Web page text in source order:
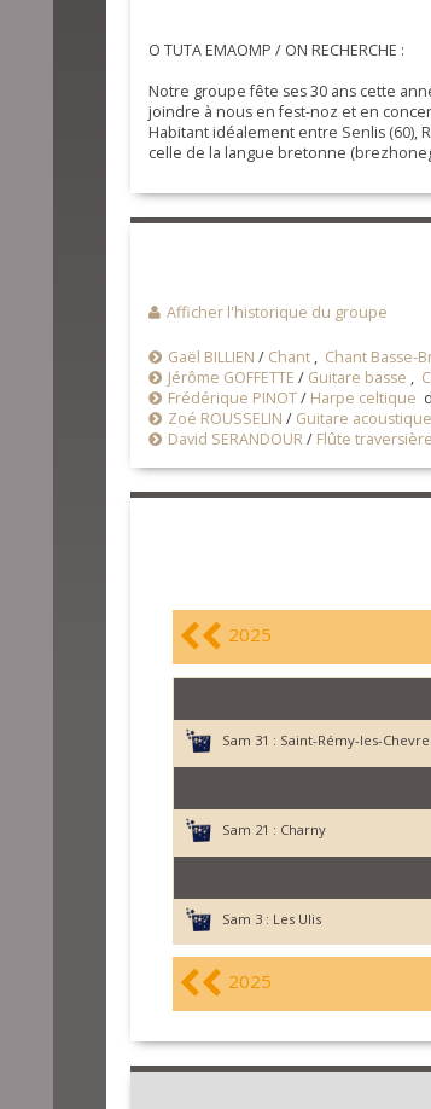
O TUTA EMAOMP / ON RECHERCHE :
Notre groupe fête ses 30 ans cette
joindre à nous en fest-noz et en
Habitant idéalement entre Senlis (60),
celle de la langue bretonne
Afficher l'historique du groupe
Gaël BILLIEN / Chant, Chant Basse-
Jérôme GOFFETTE / Guitare basse ,
Frédérique PINOT/ Harpe celtique
Zoé ROUSSELIN / Guitare acoustique
David SERANDOUR/ Flûte
2025
Sam 31 : Saint-Rémy-les-
Sam 21 : Charny
Sam 3 : Les Ulis
2025